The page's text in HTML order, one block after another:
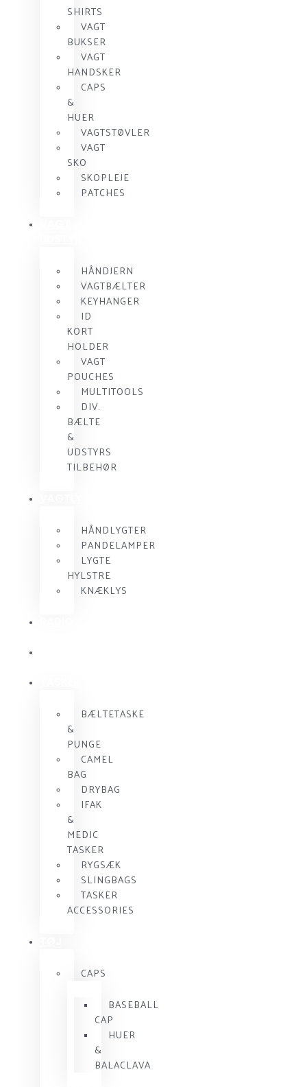
SHIRTS
VAGT
BUKSER
VAGT
HANDSKER
CAPS
&
HUER
VAGTSTØVLER
VAGT
SKO
SKOPLEJE
PATCHES
HÅNDJERN
VAGTBÆLTER
KEYHANGER
ID
KORT
HOLDER
VAGT
POUCHES
MULTITOOLS
DIV.
BÆLTE
&
UDSTYRS
TILBEHØR
HÅNDLYGTER
PANDELAMPER
LYGTE
HYLSTRE
KNÆKLYS
BÆLTETASKE
&
PUNGE
CAMEL
BAG
DRYBAG
IFAK
&
MEDIC
TASKER
RYGSÆK
SLINGBAGS
TASKER
ACCESSORIES
CAPS
BASEBALL
CAP
HUER
&
BALACLAVA